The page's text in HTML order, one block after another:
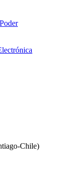
Chile)